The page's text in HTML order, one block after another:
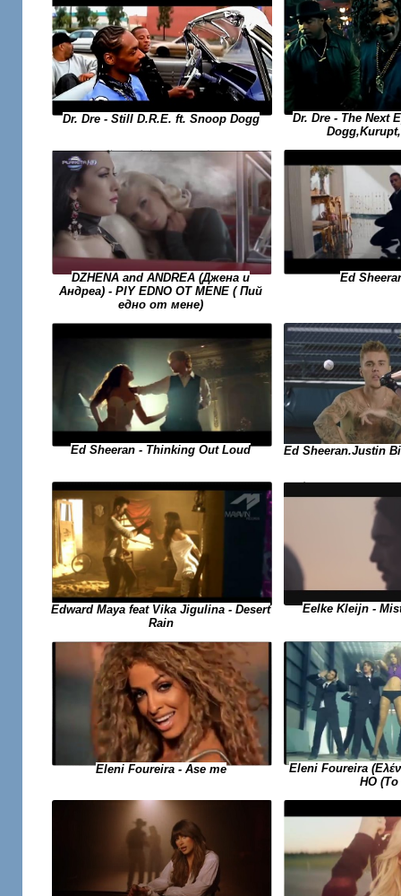
Dr. Dre - Still D.R.E. ft. Snoop Dogg
Dr. Dre - The Next
DZHENA and ANDREA (Джена и
Андреа) - PIY EDNO OT MENE ( Пий
едно от мене)
Ed
Ed Sheeran - Thinking Out Loud Ed Sheeran.Justin
Edward Maya feat Vika Jigulina - Desert
Rain
Eelke Kleijn -
Eleni Foureira - Ase me
Eleni Foureira
HO